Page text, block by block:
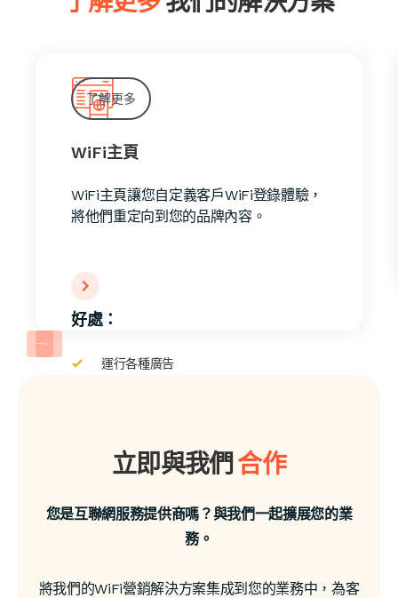
WiFi主頁
WiFi主頁讓您自定義客戶WiFi登錄體驗，
將他們重定向到您的品牌內容。
好處：
運行各種廣告
利用問卷和廣告專頁功能
了解更多
立即與我們合作
您是互聯網服務提供商嗎？與我們一起擴展您的業
務。
將我們的WiFi營銷解決方案集成到您的業務中，為客